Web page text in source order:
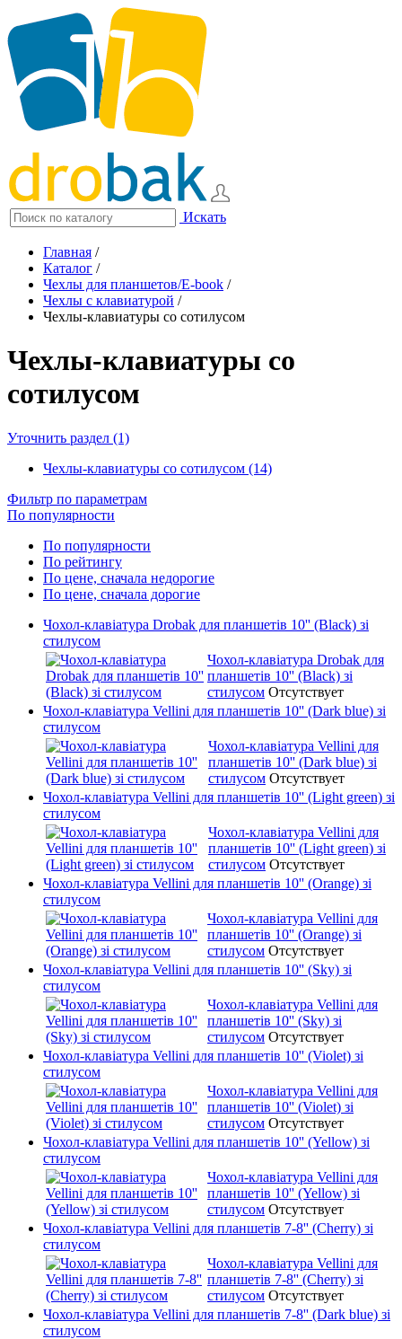
Искать
Главная /
Каталог /
Чехлы для планшетов/E-book /
Чехлы с клавиатурой /
Чехлы-клавиатуры со сотилусом
Чехлы-клавиатуры со
сотилусом
Уточнить раздел (1)
Чехлы-клавиатуры со сотилусом (14)
Фильтр по параметрам
По популярности
По популярности
По рейтингу
По цене, сначала недорогие
По цене, сначала дорогие
Чохол-клавіатура Drobak для планшетів 10'' (Black) зі
стилусом
Чохол-клавіатура Drobak для
планшетів 10'' (Black) зі
стилусом Отсутствует
Чохол-клавіатура Vellini для планшетів 10'' (Dark blue) зі
стилусом
Чохол-клавіатура Vellini для
планшетів 10'' (Dark blue) зі
стилусом Отсутствует
Чохол-клавіатура Vellini для планшетів 10'' (Light green) зі
стилусом
Чохол-клавіатура Vellini для
планшетів 10'' (Light green) зі
стилусом Отсутствует
Чохол-клавіатура Vellini для планшетів 10'' (Orange) зі
стилусом
Чохол-клавіатура Vellini для
планшетів 10'' (Orange) зі
стилусом Отсутствует
Чохол-клавіатура Vellini для планшетів 10'' (Sky) зі
стилусом
Чохол-клавіатура Vellini для
планшетів 10'' (Sky) зі
стилусом Отсутствует
Чохол-клавіатура Vellini для планшетів 10'' (Violet) зі
стилусом
Чохол-клавіатура Vellini для
планшетів 10'' (Violet) зі
стилусом Отсутствует
Чохол-клавіатура Vellini для планшетів 10'' (Yellow) зі
стилусом
Чохол-клавіатура Vellini для
планшетів 10'' (Yellow) зі
стилусом Отсутствует
Чохол-клавіатура Vellini для планшетів 7-8'' (Cherry) зі
стилусом
Чохол-клавіатура Vellini для
планшетів 7-8'' (Cherry) зі
стилусом Отсутствует
Чохол-клавіатура Vellini для планшетів 7-8'' (Dark blue) зі
стилусом